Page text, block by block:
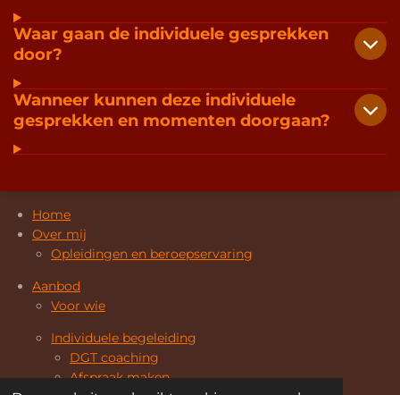
Waar gaan de individuele gesprekken
door?
Wanneer kunnen deze individuele
gesprekken en momenten doorgaan?
Home
Over mij
Opleidingen en beroepservaring
Aanbod
Voor wie
Individuele begeleiding
DGT coaching
Afspraak maken